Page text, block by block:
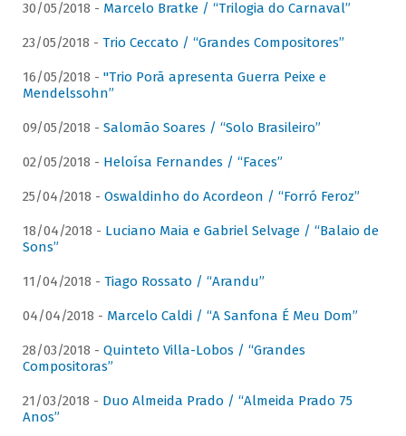
30/05/2018 - Marcelo Bratke / “Trilogia do Carnaval”
23/05/2018 - Trio Ceccato / “Grandes Compositores”
16/05/2018 - "Trio Porã apresenta Guerra Peixe e
Mendelssohn”
09/05/2018 - Salomão Soares / “Solo Brasileiro”
02/05/2018 - Heloísa Fernandes / “Faces”
25/04/2018 - Oswaldinho do Acordeon / “Forró Feroz”
18/04/2018 - Luciano Maia e Gabriel Selvage / “Balaio de
Sons”
11/04/2018 - Tiago Rossato / “Arandu”
04/04/2018 - Marcelo Caldi / “A Sanfona É Meu Dom”
28/03/2018 - Quinteto Villa-Lobos / “Grandes
Compositoras”
21/03/2018 - Duo Almeida Prado / “Almeida Prado 75
Anos”